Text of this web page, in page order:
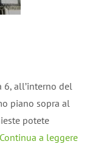
all’interno del
piano sopra al
potete
Continua a leggere